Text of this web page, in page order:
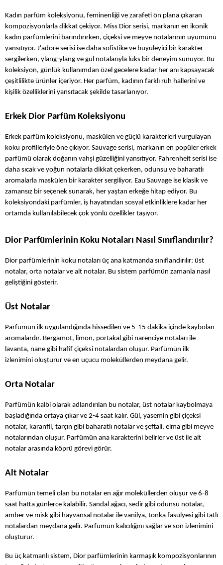
Kadın parfüm koleksiyonu, feminenliği ve zarafeti ön plana çıkaran
kompozisyonlarla dikkat çekiyor. Miss Dior serisi, markanın en ikonik
kadın parfümlerini barındırırken, çiçeksi ve meyve notalarının uyumunu
yansıtıyor. J'adore serisi ise daha sofistike ve büyüleyici bir karakter
sergilerken, ylang-ylang ve gül notalarıyla lüks bir deneyim sunuyor. Bu
koleksiyon, günlük kullanımdan özel gecelere kadar her anı kapsayacak
çeşitlilikte ürünler içeriyor. Her parfüm, kadının farklı ruh hallerini ve
kişilik özelliklerini yansıtacak şekilde tasarlanıyor.
Erkek Dior Parfüm Koleksiyonu
Erkek parfüm koleksiyonu, maskülen ve güçlü karakterleri vurgulayan
koku profilleriyle öne çıkıyor. Sauvage serisi, markanın en popüler erkek
parfümü olarak doğanın vahşi güzelliğini yansıtıyor. Fahrenheit serisi ise
daha sıcak ve yoğun notalarla dikkat çekerken, odunsu ve baharatlı
aromalarla maskülen bir karakter sergiliyor. Eau Sauvage ise klasik ve
zamansız bir seçenek sunarak, her yaştan erkeğe hitap ediyor. Bu
koleksiyondaki parfümler, iş hayatından sosyal etkinliklere kadar her
ortamda kullanılabilecek çok yönlü özellikler taşıyor.
Dior Parfümlerinin Koku Notaları Nasıl Sınıflandırılır?
Dior parfümlerinin koku notaları üç ana katmanda sınıflandırılır: üst
notalar, orta notalar ve alt notalar. Bu sistem parfümün zamanla nasıl
geliştiğini gösterir.
Üst Notalar
Parfümün ilk uygulandığında hissedilen ve 5-15 dakika içinde kaybolan
aromalardır. Bergamot, limon, portakal gibi narenciye notaları ile
lavanta, nane gibi hafif çiçeksi notalardan oluşur. Parfümün ilk
izlenimini oluşturur ve en uçucu moleküllerden meydana gelir.
Orta Notalar
Parfümün kalbi olarak adlandırılan bu notalar, üst notalar kaybolmaya
başladığında ortaya çıkar ve 2-4 saat kalır. Gül, yasemin gibi çiçeksi
notalar, karanfil, tarçın gibi baharatlı notalar ve şeftali, elma gibi meyve
notalarından oluşur. Parfümün ana karakterini belirler ve üst ile alt
notalar arasında köprü görevi görür.
Alt Notalar
Parfümün temeli olan bu notalar en ağır moleküllerden oluşur ve 6-8
saat hatta günlerce kalabilir. Sandal ağacı, sedir gibi odunsu notalar,
amber ve misk gibi hayvansal notalar ile vanilya, tonka fasulyesi gibi tatlı
notalardan meydana gelir. Parfümün kalıcılığını sağlar ve son izlenimini
oluşturur.
Bu üç katmanlı sistem, Dior parfümlerinin karmaşık kompozisyonlarının